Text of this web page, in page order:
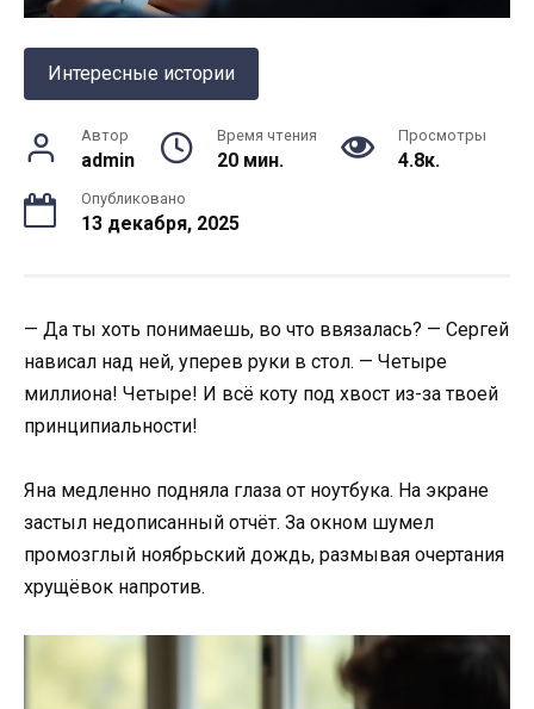
Интересные истории
Автор
admin
Время чтения
20 мин.
Просмотры
4.8к.
Опубликовано
13 декабря, 2025
— Да ты хоть понимаешь, во что ввязалась? — Сергей
нависал над ней, уперев руки в стол. — Четыре
миллиона! Четыре! И всё коту под хвост из-за твоей
принципиальности!
Яна медленно подняла глаза от ноутбука. На экране
застыл недописанный отчёт. За окном шумел
промозглый ноябрьский дождь, размывая очертания
хрущёвок напротив.